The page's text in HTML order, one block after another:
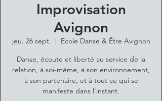
Improvisation
Avignon
jeu. 26 sept.
  |
Ecole Danse & Être Avignon
Danse, écoute et liberté au service de la
relation, à soi-même, à son environnement,
à son partenaire, et à tout ce qui se
manifeste dans l'instant.